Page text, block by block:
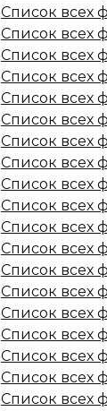
Список всех
Список всех
Список всех
Список всех
Список всех
Список всех
Список всех
Список всех
Список всех
Список всех
Список всех
Список всех
Список всех
Список всех
Список всех
Список всех
Список всех
Список всех
Список всех